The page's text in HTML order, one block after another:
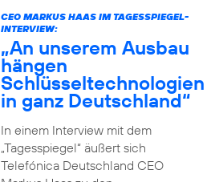
CEO MARKUS HAAS IM TAGESSPIEGEL-
INTERVIEW:
„An unserem Ausbau
hängen
Schlüsseltechnologien
in ganz Deutschland“
In einem Interview mit dem
„Tagesspiegel“ äußert sich
Telefónica Deutschland CEO